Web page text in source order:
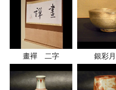
畫襌 二字 銀彩